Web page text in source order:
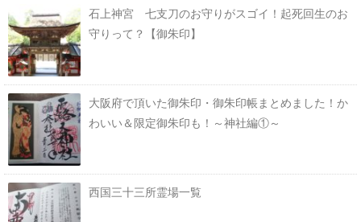
石上神宮 七支刀のお守りがスゴイ！起死回生のお
守りって？【御朱印】
大阪府で頂いた御朱印・御朱印帳まとめました！か
わいい＆限定御朱印も！～神社編①～
西国三十三所霊場一覧